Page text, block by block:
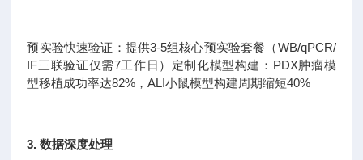
预实验快速验证：提供3-5组核心预实验套餐（WB/qPCR/
IF三联验证仅需7工作日）定制化模型构建：PDX肿瘤模
型移植成功率达82%，ALI小鼠模型构建周期缩短40%
3. 数据深度处理